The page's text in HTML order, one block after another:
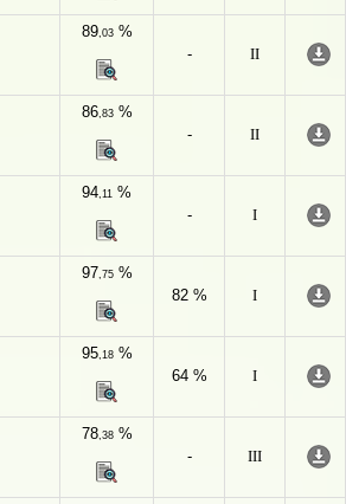
89,03%
-
II
86,83%
-
II
94,11 %
-
I
97,75%
82 %
I
95,18%
64 %
I
78,38%
-
III